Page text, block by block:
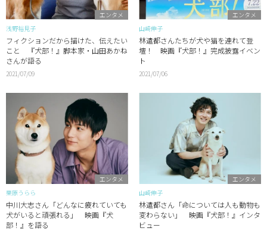
エンタメ
浅野裕見子
フィクションだから描けた、伝えたい
こと 『犬部！』脚本家・山田あかね
さんが語る
2021/07/09
エンタメ
山崎伸子
林遣都さんたちが犬や猫を連れて登
壇！ 映画『犬部！』完成披露イベン
ト
2021/07/06
エンタメ
栗原うらら
中川大志さん「どんなに疲れていても
犬がいると頑張れる」 映画『犬
部！』を語る
エンタメ
山崎伸子
林遣都さん「命については人も動物も
変わらない」 映画『犬部！』インタ
ビュー